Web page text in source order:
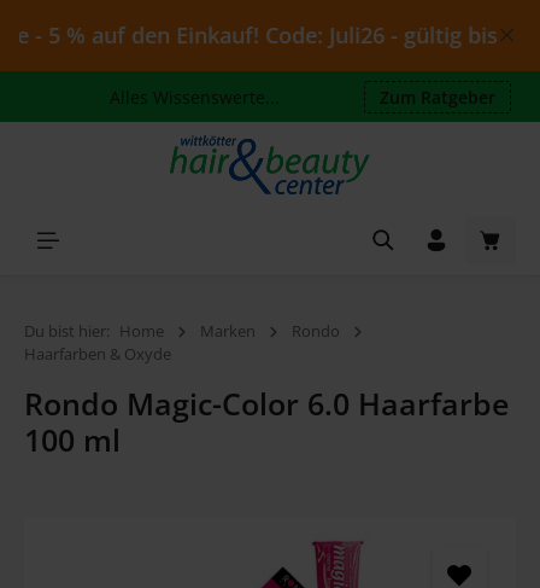
Zum Hauptinhalt springen
- 5 % auf den Einkauf! Code: Juli26 - gültig bis
Alles Wissenswerte... Zum Ratgeber
Du bist hier: Home Marken
Rondo
Haarfarben & Oxyde
Rondo Magic-Color 6.0 Haarfarbe
100 ml